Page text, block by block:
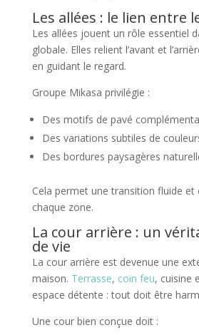
Les allées : le lien entre
Les allées jouent un rôle essentiel
globale. Elles relient l’avant et
en guidant le regard.
Groupe Mikasa privilégie :
Des motifs de pavé
Des variations subtiles de
Des bordures paysagères
Cela permet une transition fluide et
chaque zone.
La cour arrière : un
de vie
La cour arrière est devenue une
maison. Terrasse, coin feu, cuisine
espace détente : tout doit être
Une cour bien conçue doit :